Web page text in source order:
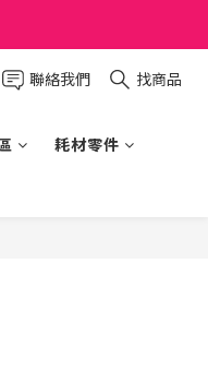
聯絡我們 找商品
耗材零件